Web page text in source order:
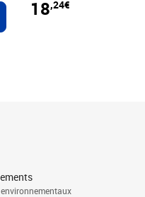
au panier
18,24€